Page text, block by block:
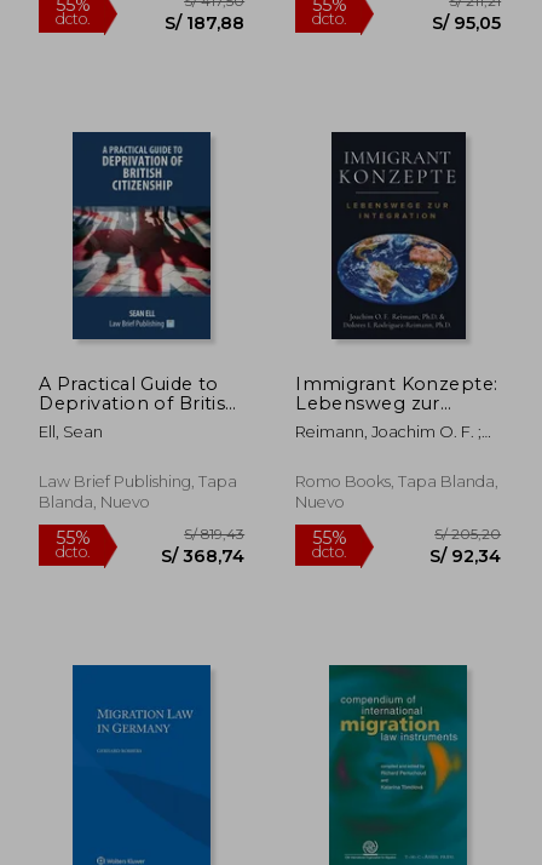
55%
dcto.
S/ 228,11
S/ 102,65
55%
dcto.
A Practical Guide to
Deprivation of British
Citizenship (en
Inglés)
Ell, Sean
Law Brief Publishing, Tapa
Blanda, Nuevo
Immigrant Konzepte:
Lebensweg zur
Integration (en
Alemán)
Reimann, Joachim O. F. ;
Dolores I.
Romo Books, Tapa Blanda,
Nuevo